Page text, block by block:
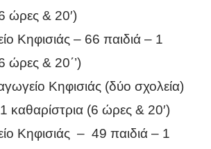
ώρες & 20′)
Κηφισιάς – 66 παιδιά – 1
ώρες & 20΄’)
Κηφισιάς (δύο σχολεία)
καθαρίστρια (6 ώρες & 20′)
Κηφισιάς – 49 παιδιά – 1